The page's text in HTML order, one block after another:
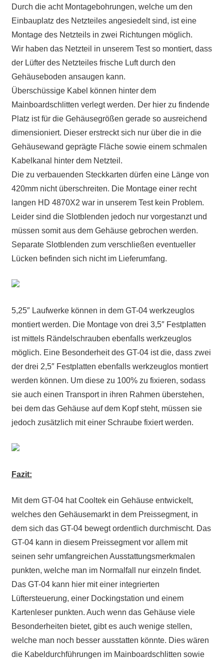
Durch die acht Montagebohrungen, welche um den
Einbauplatz des Netzteiles angesiedelt sind, ist eine
Montage des Netzteils in zwei Richtungen möglich.
Wir haben das Netzteil in unserem Test so montiert, dass
der Lüfter des Netzteiles frische Luft durch den
Gehäuseboden ansaugen kann.
Überschüssige Kabel können hinter dem
Mainboardschlitten verlegt werden. Der hier zu findende
Platz ist für die Gehäusegrößen gerade so ausreichend
dimensioniert. Dieser erstreckt sich nur über die in die
Gehäusewand geprägte Fläche sowie einem schmalen
Kabelkanal hinter dem Netzteil.
Die zu verbauenden Steckkarten dürfen eine Länge von
420mm nicht überschreiten. Die Montage einer recht
langen HD 4870X2 war in unserem Test kein Problem.
Leider sind die Slotblenden jedoch nur vorgestanzt und
müssen somit aus dem Gehäuse gebrochen werden.
Separate Slotblenden zum verschließen eventueller
Lücken befinden sich nicht im Lieferumfang.
5,25″ Laufwerke können in dem GT-04 werkzeuglos
montiert werden. Die Montage von drei 3,5″ Festplatten
ist mittels Rändelschrauben ebenfalls werkzeuglos
möglich. Eine Besonderheit des GT-04 ist die, dass zwei
der drei 2,5″ Festplatten ebenfalls werkzeuglos montiert
werden können. Um diese zu 100% zu fixieren, sodass
sie auch einen Transport in ihren Rahmen überstehen,
bei dem das Gehäuse auf dem Kopf steht, müssen sie
jedoch zusätzlich mit einer Schraube fixiert werden.
Fazit:
Mit dem GT-04 hat Cooltek ein Gehäuse entwickelt,
welches den Gehäusemarkt in dem Preissegment, in
dem sich das GT-04 bewegt ordentlich durchmischt. Das
GT-04 kann in diesem Preissegment vor allem mit
seinen sehr umfangreichen Ausstattungsmerkmalen
punkten, welche man im Normalfall nur einzeln findet.
Das GT-04 kann hier mit einer integrierten
Lüftersteuerung, einer Dockingstation und einem
Kartenleser punkten. Auch wenn das Gehäuse viele
Besonderheiten bietet, gibt es auch wenige stellen,
welche man noch besser ausstatten könnte. Dies wären
die Kabeldurchführungen im Mainboardschlitten sowie